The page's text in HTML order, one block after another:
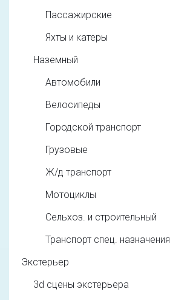
Пассажирские
Яхты и катеры
Наземный
Автомобили
Велосипеды
Городской транспорт
Грузовые
Ж/д транспорт
Мотоциклы
Сельхоз. и строительный
Транспорт спец. назначения
Экстерьер
3d cцены экстерьера